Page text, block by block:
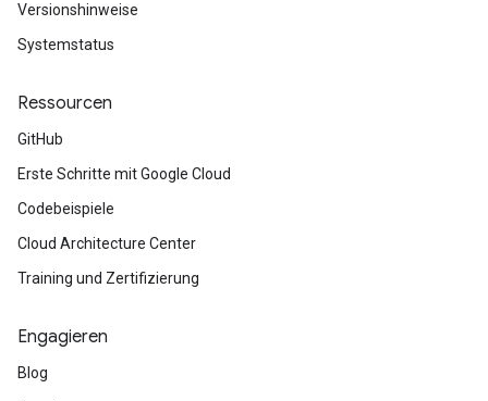
Versionshinweise
Systemstatus
Ressourcen
GitHub
Erste Schritte mit Google Cloud
Codebeispiele
Cloud Architecture Center
Training und Zertifizierung
Engagieren
Blog